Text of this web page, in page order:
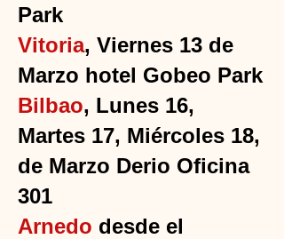
Park
Vitoria, Viernes 13 de
Marzo hotel Gobeo Park
Bilbao, Lunes 16,
Martes 17, Miércoles 18,
de Marzo Derio Oficina
301
Arnedo desde el